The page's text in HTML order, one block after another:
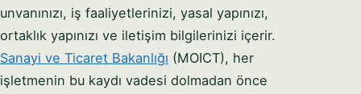
unvanınızı, iş faaliyetlerinizi, yasal yapınızı,
ortaklık yapınızı ve iletişim bilgilerinizi içerir.
Sanayi ve Ticaret Bakanlığı (MOICT), her
işletmenin bu kaydı vadesi dolmadan önce